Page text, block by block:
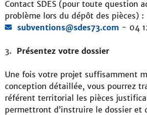
Contact SDES (pour toute question
problème lors du dépôt des pièces) :
subventions@sdes73.com - 04
Présentez votre dossier
Une fois votre projet suffisamment
conception détaillée, vous pourrez
référent territorial les pièces
permettront d’instruire le dossier et